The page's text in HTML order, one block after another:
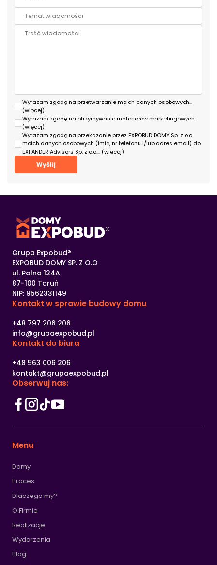
Wyrażam zgodę na przetwarzanie moich danych osobowych...
(więcej)
Wyrażam zgodę na otrzymywanie materiałów marketingowych...
(więcej)
Wyrażam zgodę na przekazanie przez EXPOBUD DOMY Sp. z o.o.
moich danych osobowych (imię, nr telefonu i/lub adres email) do
EXPANDER Advisors Sp. z o.o.... (więcej)
Grupa Expobud®
EXPOBUD DOMY SP. Z O.O
ul. Polna 124A
87-100 Toruń
NIP: 9562331149
Kontakt w sprawie budowy domu
+48 797 206 206
info@grupaexpobud.pl
Kontakt do biura
+48 563 006 206
kontakt@grupaexpobud.pl
Obserwuj nas:
Menu
Domy
Proces
Dlaczego my?
O Firmie
Realizacje
Wydarzenia
Blog